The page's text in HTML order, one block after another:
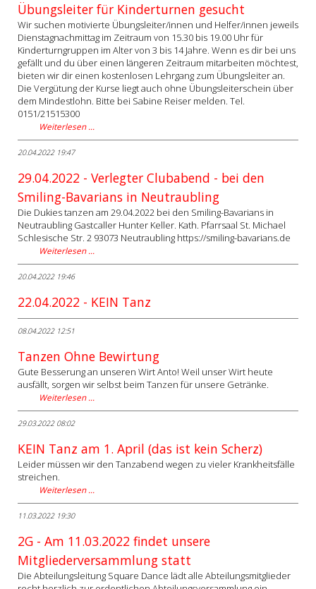
Übungsleiter für Kinderturnen gesucht
Wir suchen motivierte Übungsleiter/innen und Helfer/innen jeweils
Dienstagnachmittag im Zeitraum von 15.30 bis 19.00 Uhr für
Kinderturngruppen im Alter von 3 bis 14 Jahre. Wenn es dir bei uns
gefällt und du über einen längeren Zeitraum mitarbeiten möchtest,
bieten wir dir einen kostenlosen Lehrgang zum Übungsleiter an.
Die Vergütung der Kurse liegt auch ohne Übungsleiterschein über
dem Mindestlohn. Bitte bei Sabine Reiser melden. Tel.
0151/21515300
Weiterlesen …
20.04.2022 19:47
29.04.2022 - Verlegter Clubabend - bei den
Smiling-Bavarians in Neutraubling
Die Dukies tanzen am 29.04.2022 bei den Smiling-Bavarians in
Neutraubling Gastcaller Hunter Keller. Kath. Pfarrsaal St. Michael
Schlesische Str. 2 93073 Neutraubling https://smiling-bavarians.de
Weiterlesen …
20.04.2022 19:46
22.04.2022 - KEIN Tanz
08.04.2022 12:51
Tanzen Ohne Bewirtung
Gute Besserung an unseren Wirt Anto! Weil unser Wirt heute
ausfällt, sorgen wir selbst beim Tanzen für unsere Getränke.
Weiterlesen …
29.03.2022 08:02
KEIN Tanz am 1. April (das ist kein Scherz)
Leider müssen wir den Tanzabend wegen zu vieler Krankheitsfälle
streichen.
Weiterlesen …
11.03.2022 19:30
2G - Am 11.03.2022 findet unsere
Mitgliederversammlung statt
Die Abteilungsleitung Square Dance lädt alle Abteilungsmitglieder